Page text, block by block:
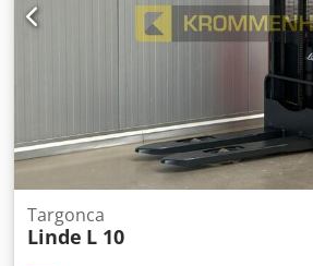
Targonca
Linde L 10